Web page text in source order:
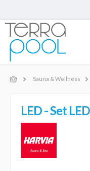
Sauna & Wellness
LED - Set